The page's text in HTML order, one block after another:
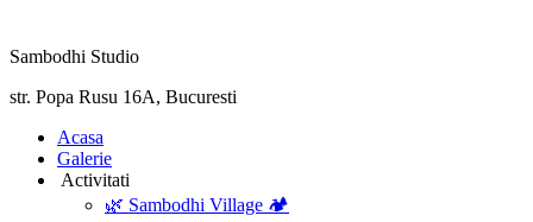
Sambodhi Studio
str. Popa Rusu 16A, Bucuresti
‎Acasa
Galerie
‎ ‎Activitati‎
🌿 Sambodhi Village 🏕️